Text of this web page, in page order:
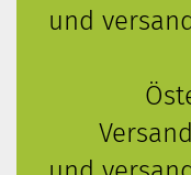
und